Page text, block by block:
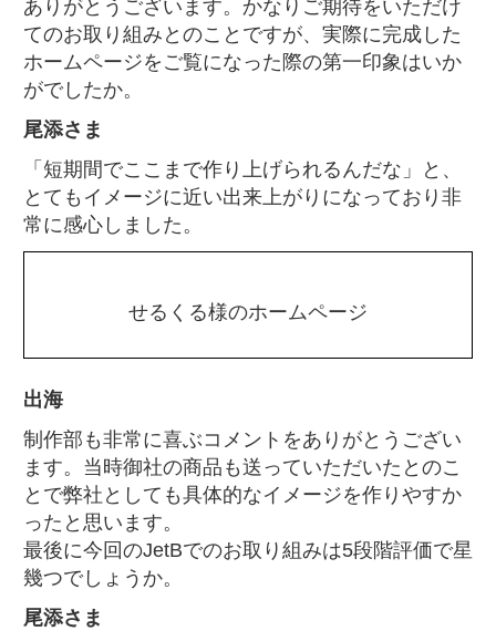
ありがとうございます。かなりご期待をいただけ
てのお取り組みとのことですが、実際に完成した
ホームページをご覧になった際の第一印象はいか
がでしたか。
尾添さま
「短期間でここまで作り上げられるんだな」と、
とてもイメージに近い出来上がりになっており非
常に感心しました。
せるくる様のホームページ
出海
制作部も非常に喜ぶコメントをありがとうござい
ます。当時御社の商品も送っていただいたとのこ
とで弊社としても具体的なイメージを作りやすか
ったと思います。
最後に今回のJetBでのお取り組みは5段階評価で星
幾つでしょうか。
尾添さま